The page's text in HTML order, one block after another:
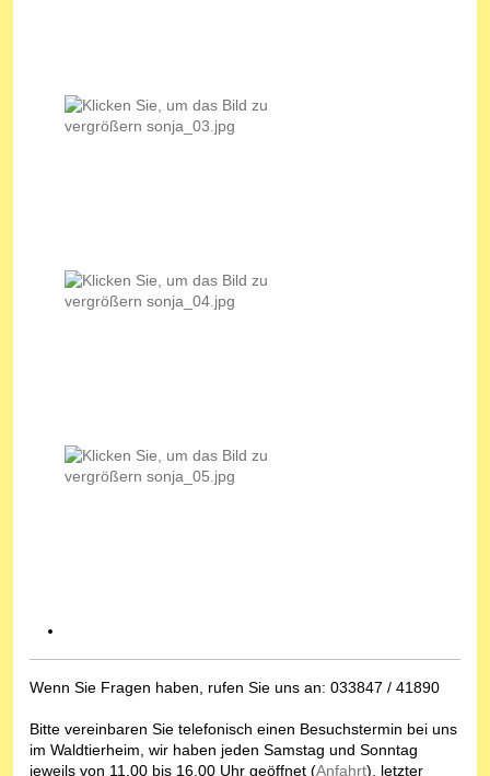
Wenn Sie Fragen haben, rufen Sie uns an: 033847 / 41890
Bitte vereinbaren Sie telefonisch einen Besuchstermin bei uns
im Waldtierheim, wir haben jeden Samstag und Sonntag
jeweils von 11.00 bis 16.00 Uhr geöffnet (Anfahrt), letzter